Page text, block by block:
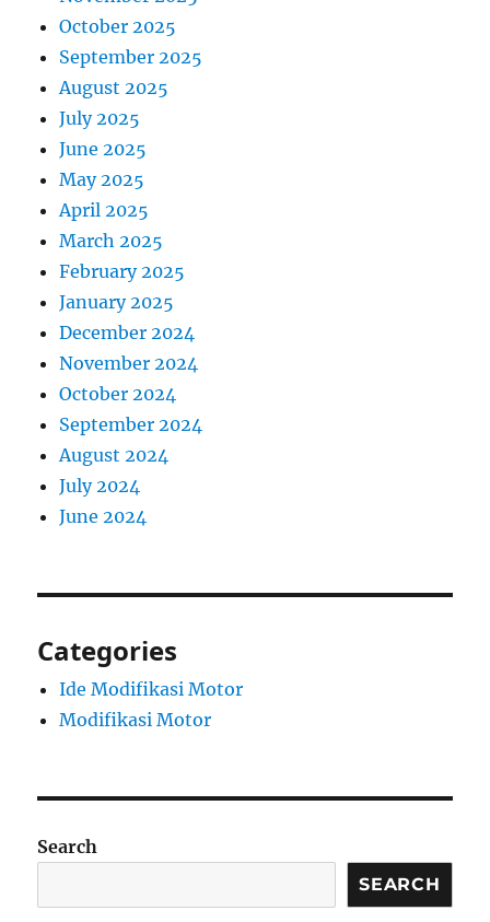
October 2025
September 2025
August 2025
July 2025
June 2025
May 2025
April 2025
March 2025
February 2025
January 2025
December 2024
November 2024
October 2024
September 2024
August 2024
July 2024
June 2024
Categories
Ide Modifikasi Motor
Modifikasi Motor
Search
SEARCH